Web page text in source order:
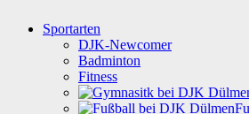
Sportarten
DJK-Newcomer
Badminton
Fitness